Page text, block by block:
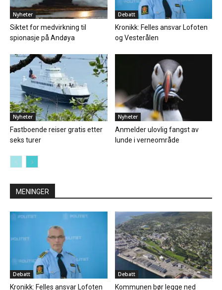
Nyheter
Siktet for medvirkning til
spionasje på Andøya
Debatt
Kronikk: Felles ansvar Lofoten
og Vesterålen
Nyheter
Fastboende reiser gratis etter
seks turer
Nyheter
Anmelder ulovlig fangst av
lunde i verneområde
MENINGER
Debatt
Kronikk: Felles ansvar Lofoten
Debatt
Kommunen bør legge ned